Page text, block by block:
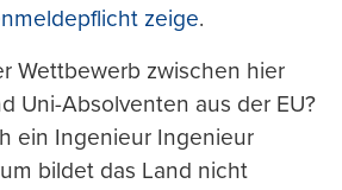
zeige.
Wettbewerb zwischen hier
Uni-Absolventen aus der EU?
ein Ingenieur Ingenieur
bildet das Land nicht